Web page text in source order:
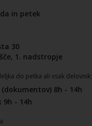
in petek
30
1. nadstropje
do petka ali vsak delovnik:
8h - 14h
9h - 14h